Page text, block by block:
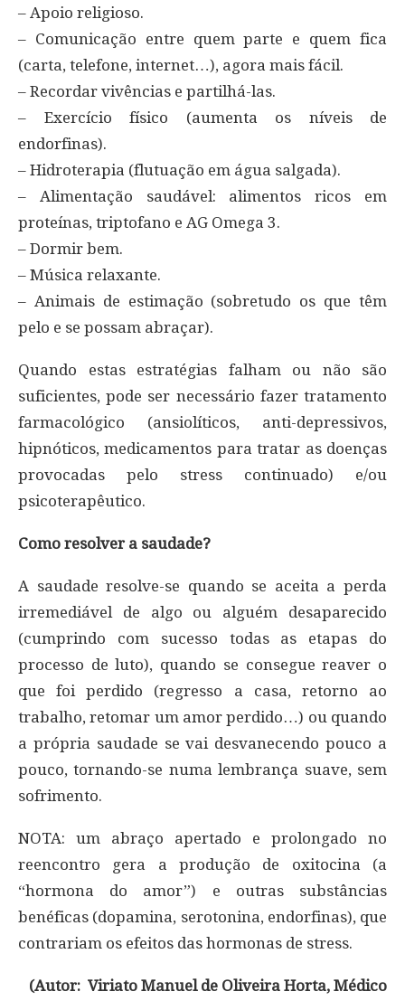
– Apoio religioso.
– Comunicação entre quem parte e quem fica
(carta, telefone, internet…), agora mais fácil.
– Recordar vivências e partilhá-las.
– Exercício físico (aumenta os níveis de
endorfinas).
– Hidroterapia (flutuação em água salgada).
– Alimentação saudável: alimentos ricos em
proteínas, triptofano e AG Omega 3.
– Dormir bem.
– Música relaxante.
– Animais de estimação (sobretudo os que têm
pelo e se possam abraçar).
Quando estas estratégias falham ou não são
suficientes, pode ser necessário fazer tratamento
farmacológico (ansiolíticos, anti-depressivos,
hipnóticos, medicamentos para tratar as doenças
provocadas pelo stress continuado) e/ou
psicoterapêutico.
Como resolver a saudade?
A saudade resolve-se quando se aceita a perda
irremediável de algo ou alguém desaparecido
(cumprindo com sucesso todas as etapas do
processo de luto), quando se consegue reaver o
que foi perdido (regresso a casa, retorno ao
trabalho, retomar um amor perdido…) ou quando
a própria saudade se vai desvanecendo pouco a
pouco, tornando-se numa lembrança suave, sem
sofrimento.
NOTA: um abraço apertado e prolongado no
reencontro gera a produção de oxitocina (a
“hormona do amor”) e outras substâncias
benéficas (dopamina, serotonina, endorfinas), que
contrariam os efeitos das hormonas de stress.
(Autor: Viriato Manuel de Oliveira Horta, Médico